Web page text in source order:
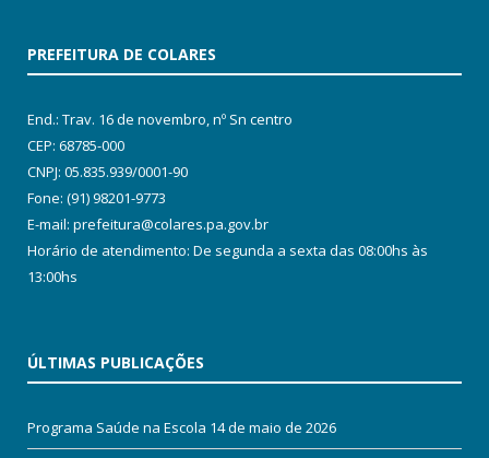
PREFEITURA DE COLARES
End.: Trav. 16 de novembro, nº Sn centro
CEP: 68785-000
CNPJ: 05.835.939/0001-90
Fone: (91) 98201-9773
E-mail: prefeitura@colares.pa.gov.br
Horário de atendimento: De segunda a sexta das 08:00hs às
13:00hs
ÚLTIMAS PUBLICAÇÕES
Programa Saúde na Escola 14 de maio de 2026